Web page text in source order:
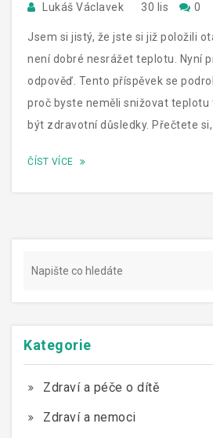
Lukáš Václavek 30 lis 0
Jsem si jistý, že jste si již položili
není dobré nesrážet teplotu. Nyní
odpověď. Tento příspěvek se
proč byste neměli snižovat teplotu
být zdravotní důsledky. Přečtete
může být prospěšné pro naše
ČÍST VÍCE
Kategorie
Zdraví a péče o dítě
Zdraví a nemoci